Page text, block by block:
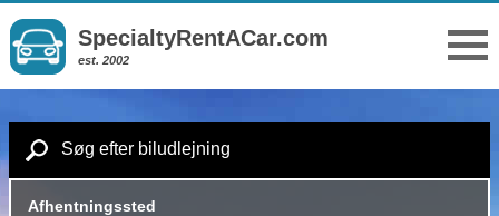
SpecialtyRentACar.com
est. 2002
Søg efter biludlejning
Afhentningssted